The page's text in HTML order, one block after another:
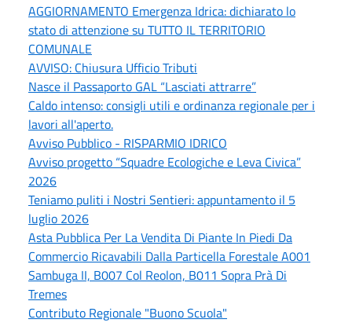
AGGIORNAMENTO Emergenza Idrica: dichiarato lo
stato di attenzione su TUTTO IL TERRITORIO
COMUNALE
AVVISO: Chiusura Ufficio Tributi
Nasce il Passaporto GAL “Lasciati attrarre”
Caldo intenso: consigli utili e ordinanza regionale per i
lavori all'aperto.
Avviso Pubblico - RISPARMIO IDRICO
Avviso progetto “Squadre Ecologiche e Leva Civica”
2026
Teniamo puliti i Nostri Sentieri: appuntamento il 5
luglio 2026
Asta Pubblica Per La Vendita Di Piante In Piedi Da
Commercio Ricavabili Dalla Particella Forestale A001
Sambuga II, B007 Col Reolon, B011 Sopra Prà Di
Tremes
Contributo Regionale "Buono Scuola"